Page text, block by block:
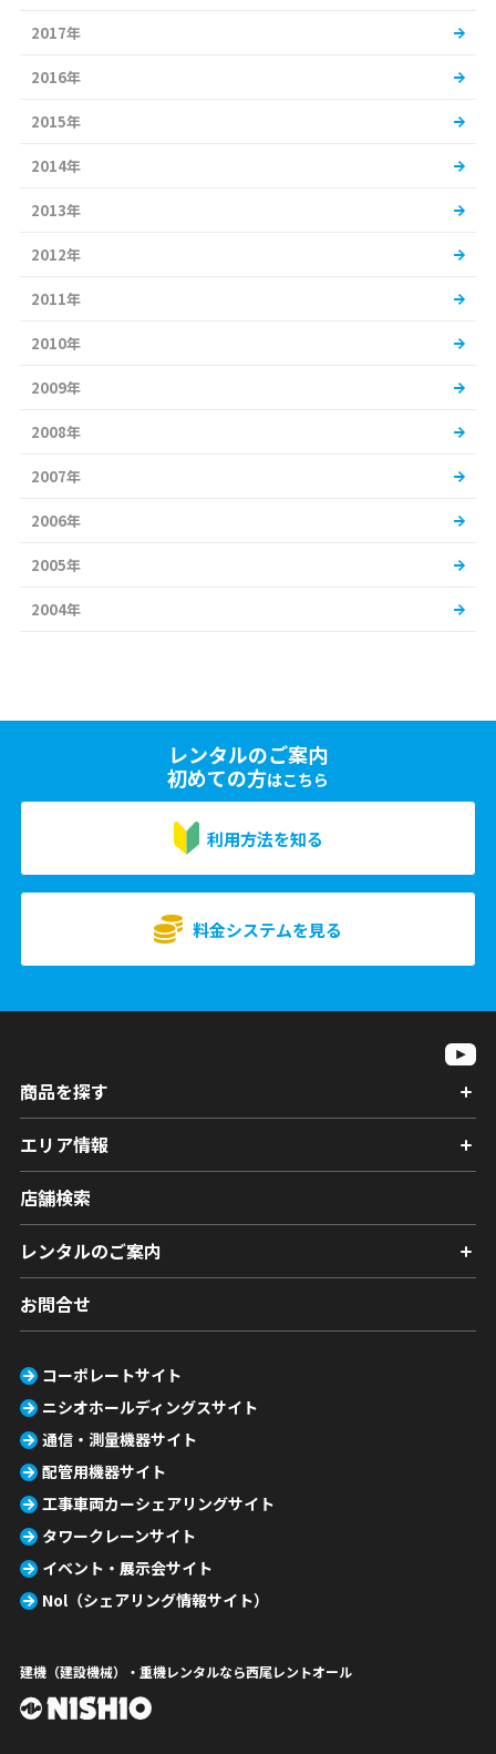
2017年
2016年
2015年
2014年
2013年
2012年
2011年
2010年
2009年
2008年
2007年
2006年
2005年
2004年
レンタルのご案内
初めての方はこちら
利用方法を知る
料金システムを見る
商品を探す
エリア情報
店舗検索
レンタルのご案内
お問合せ
コーポレートサイト
ニシオホールディングスサイト
通信・測量機器サイト
配管用機器サイト
工事車両カーシェアリングサイト
タワークレーンサイト
イベント・展示会サイト
Nol（シェアリング情報サイト）
建機（建設機械）・重機レンタルなら西尾レントオール